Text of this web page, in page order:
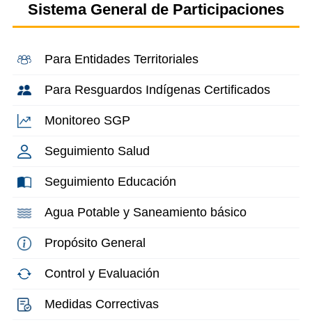
Sistema General de Participaciones
Para Entidades Territoriales
Para Resguardos Indígenas Certificados
Monitoreo SGP
Seguimiento Salud
Seguimiento Educación
Agua Potable y Saneamiento básico
Propósito General
Control y Evaluación
Medidas Correctivas